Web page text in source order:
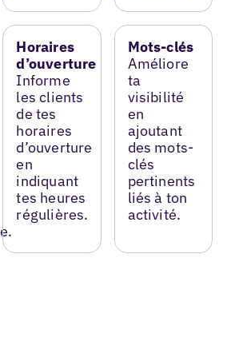
Horaires
d’ouverture
Informe
les clients
de tes
horaires
d’ouverture
en
indiquant
tes heures
régulières.
Mots-clés
Améliore
ta
visibilité
en
ajoutant
des mots-
clés
pertinents
liés à ton
activité.